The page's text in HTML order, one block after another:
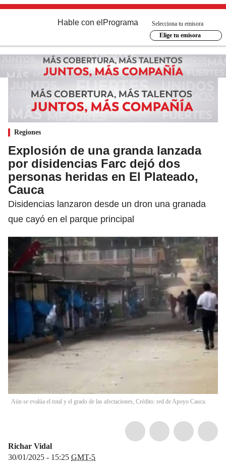
Hable con el Programa
Selecciona tu emisora
Elige tu emisora
Regiones
Explosión de una granda lanzada
por disidencias Farc dejó dos
personas heridas en El Plateado,
Cauca
Disidencias lanzaron desde un dron una granada
que cayó en el parque principal
Aún se evalúa el total y el grado de las afectaciones, Crédito: red de Apoyo Cauca.
Richar Vidal
30/01/2025 - 15:25 GMT-5